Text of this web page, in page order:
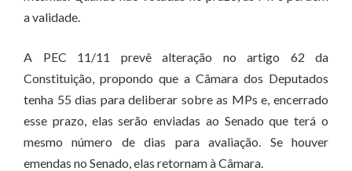
a validade.
A PEC 11/11 prevê alteração no artigo 62 da
Constituição, propondo que a Câmara dos Deputados
tenha 55 dias para deliberar sobre as MPs e, encerrado
esse prazo, elas serão enviadas ao Senado que terá o
mesmo número de dias para avaliação. Se houver
emendas no Senado, elas retornam à Câmara.